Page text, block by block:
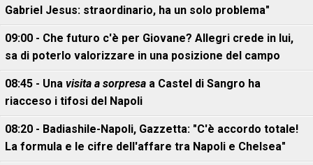
Gabriel Jesus: straordinario, ha un solo problema"
09:00 - Che futuro c'è per Giovane? Allegri crede in lui,
sa di poterlo valorizzare in una posizione del campo
08:45 - Una visita a sorpresa a Castel di Sangro ha
riacceso i tifosi del Napoli
08:20 - Badiashile-Napoli, Gazzetta: "C'è accordo totale!
La formula e le cifre dell'affare tra Napoli e Chelsea"